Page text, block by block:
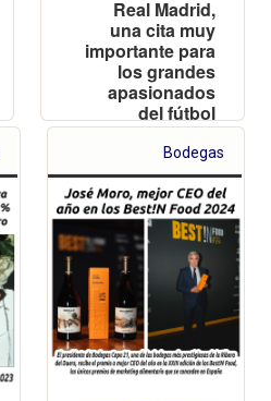
Real Madrid,
una cita muy
importante para
los grandes
apasionados
del fútbol
Bodegas